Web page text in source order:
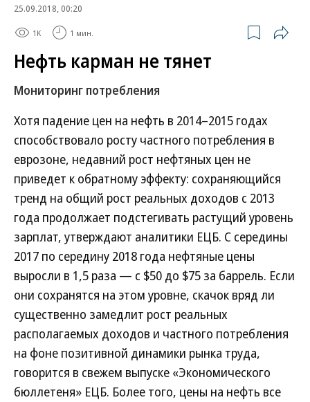
25.09.2018, 00:20
1K 1 мин.
Нефть карман не тянет
Мониторинг потребления
Хотя падение цен на нефть в 2014–2015 годах
способствовало росту частного потребления в
еврозоне, недавний рост нефтяных цен не
приведет к обратному эффекту: сохраняющийся
тренд на общий рост реальных доходов с 2013
года продолжает подстегивать растущий уровень
зарплат, утверждают аналитики ЕЦБ. С середины
2017 по середину 2018 года нефтяные цены
выросли в 1,5 раза — с $50 до $75 за баррель. Если
они сохранятся на этом уровне, скачок вряд ли
существенно замедлит рост реальных
располагаемых доходов и частного потребления
на фоне позитивной динамики рынка труда,
говорится в свежем выпуске «Экономического
бюллетеня» ЕЦБ. Более того, цены на нефть все